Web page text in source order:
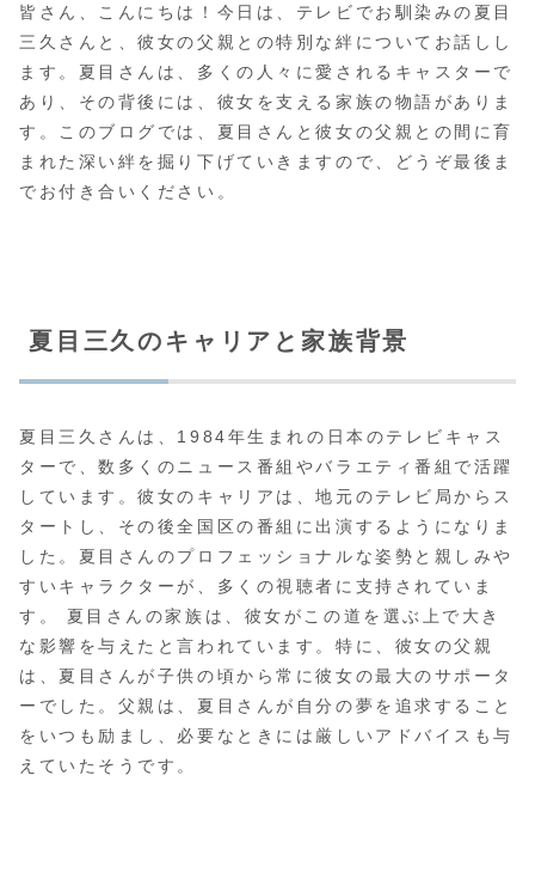
皆さん、こんにちは！今日は、テレビでお馴染みの夏目
三久さんと、彼女の父親との特別な絆についてお話しし
ます。夏目さんは、多くの人々に愛されるキャスターで
あり、その背後には、彼女を支える家族の物語がありま
す。このブログでは、夏目さんと彼女の父親との間に育
まれた深い絆を掘り下げていきますので、どうぞ最後ま
でお付き合いください。
夏目三久のキャリアと家族背景
夏目三久さんは、1984年生まれの日本のテレビキャス
ターで、数多くのニュース番組やバラエティ番組で活躍
しています。彼女のキャリアは、地元のテレビ局からス
タートし、その後全国区の番組に出演するようになりま
した。夏目さんのプロフェッショナルな姿勢と親しみや
すいキャラクターが、多くの視聴者に支持されていま
す。 夏目さんの家族は、彼女がこの道を選ぶ上で大き
な影響を与えたと言われています。特に、彼女の父親
は、夏目さんが子供の頃から常に彼女の最大のサポータ
ーでした。父親は、夏目さんが自分の夢を追求すること
をいつも励まし、必要なときには厳しいアドバイスも与
えていたそうです。